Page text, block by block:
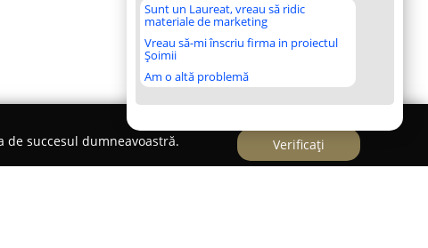
Sunt un Laureat, vreau să ridic
materiale de marketing
Vreau să-mi înscriu firma in proiectul
Șoimii
Am o altă problemă
succesul dumneavoastră.
Verificați